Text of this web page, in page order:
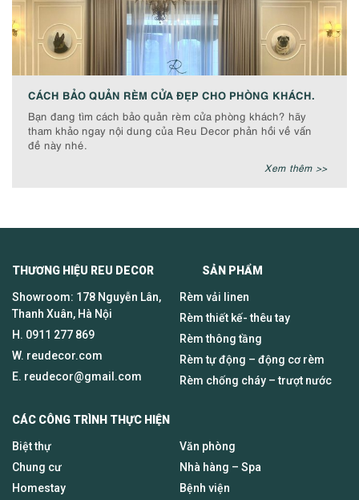
CÁCH BẢO QUẢN RÈM CỬA ĐẸP CHO PHÒNG KHÁCH.
Bạn đang tìm cách bảo quản rèm cửa phòng khách? hãy
tham khảo ngay nội dung của Reu Decor phản hồi về vấn
đề này nhé.
Xem thêm >>
THƯƠNG HIỆU REU DECOR SẢN PHẨM
Showroom: 178 Nguyễn Lân,
Thanh Xuân, Hà Nội
H. 0911 277 869
W. reudecor.com
E. reudecor@gmail.com
Rèm vải linen
Rèm thiết kế- thêu tay
Rèm thông tầng
Rèm tự động – động cơ rèm
Rèm chống cháy – trượt nước
CÁC CÔNG TRÌNH THỰC HIỆN
Biệt thự
Chung cư
Homestay
Văn phòng
Nhà hàng – Spa
Bệnh viện